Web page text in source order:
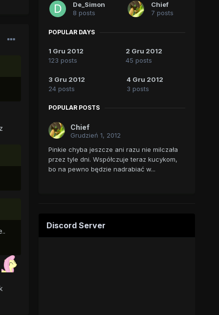
De_Simon
8 posts
Chief
7 posts
POPULAR DAYS
1 Gru 2012
123 posts
2 Gru 2012
45 posts
3 Gru 2012
24 posts
4 Gru 2012
3 posts
POPULAR POSTS
Chief
Grudzień 1, 2012
Pinkie chyba jeszcze ani razu nie milczała
przez tyle dni. Współczuje teraz kucykom,
bo na pewno będzie nadrabiać w...
Discord Server